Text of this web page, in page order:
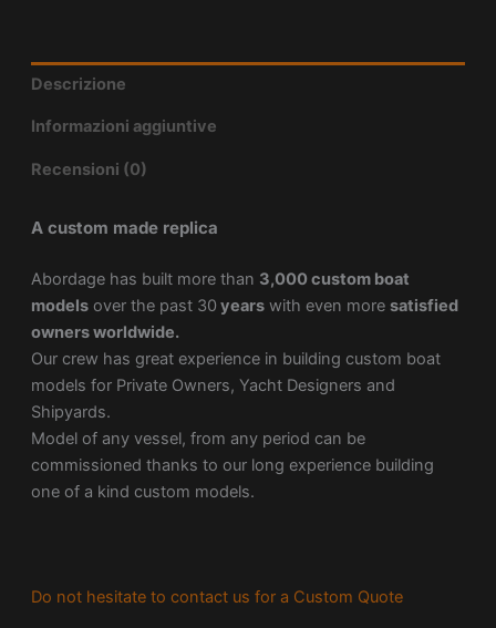
Descrizione
Informazioni aggiuntive
Recensioni (0)
A custom made replica
Abordage has built more than 3,000 custom boat
modelsover the past 30 yearswith even more satisfied
owners worldwide.
Our crew has great experience in building custom boat
models for Private Owners, Yacht Designers and
Shipyards.
Model of any vessel, from any period can be
commissioned thanks to our long experience building
one of a kind custom models.
Do not hesitate to contact us for a Custom Quote